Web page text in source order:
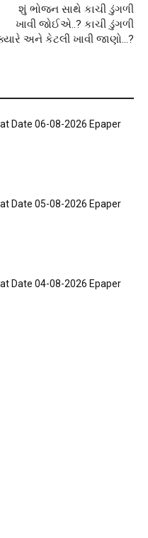
શું ભોજન સાથે કાચી ડુંગળી
ખાવી જોઈએ..? કાચી ડુંગળી
અને કેટલી ખાવી જાણો…?
Date 06-08-2026 Epaper
Date 05-08-2026 Epaper
Date 04-08-2026 Epaper